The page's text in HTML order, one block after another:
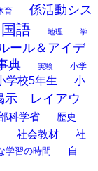
育
係活動シス
国語 地理 学
ール＆アイデ
典 実験
小学
学校5年生
小
示 レイアウ
科学省 歴史
社会教材
社
学習の時間
自